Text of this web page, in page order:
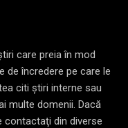
care preia în mod
de încredere pe care le
citi ştiri interne sau
multe domenii. Dacă
contactaţi din diverse